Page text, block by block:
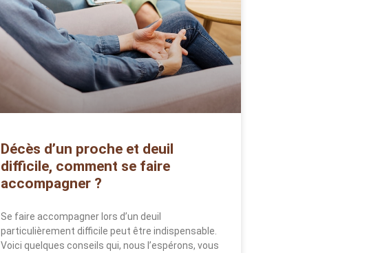
Décès d’un proche et deuil
difficile, comment se faire
accompagner ?
Se faire accompagner lors d’un deuil
particulièrement difficile peut être indispensable.
Voici quelques conseils qui, nous l’espérons, vous